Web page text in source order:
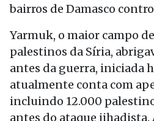
bairros de Damasco
Yarmuk, o maior campo
palestinos da Síria,
antes da guerra, iniciada
atualmente conta com
incluindo 12.000
antes do ataque jihadista.